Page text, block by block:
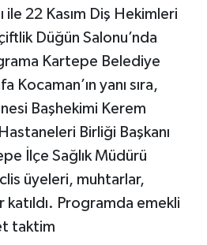
ile 22 Kasım Diş Hekimleri
Düğün Salonu’nda
Kartepe Belediye
Kocaman’ın yanı sıra,
Başhekimi Kerem
Birliği Başkanı
İlçe Sağlık Müdürü
üyeleri, muhtarlar,
Programda emekli
taktim